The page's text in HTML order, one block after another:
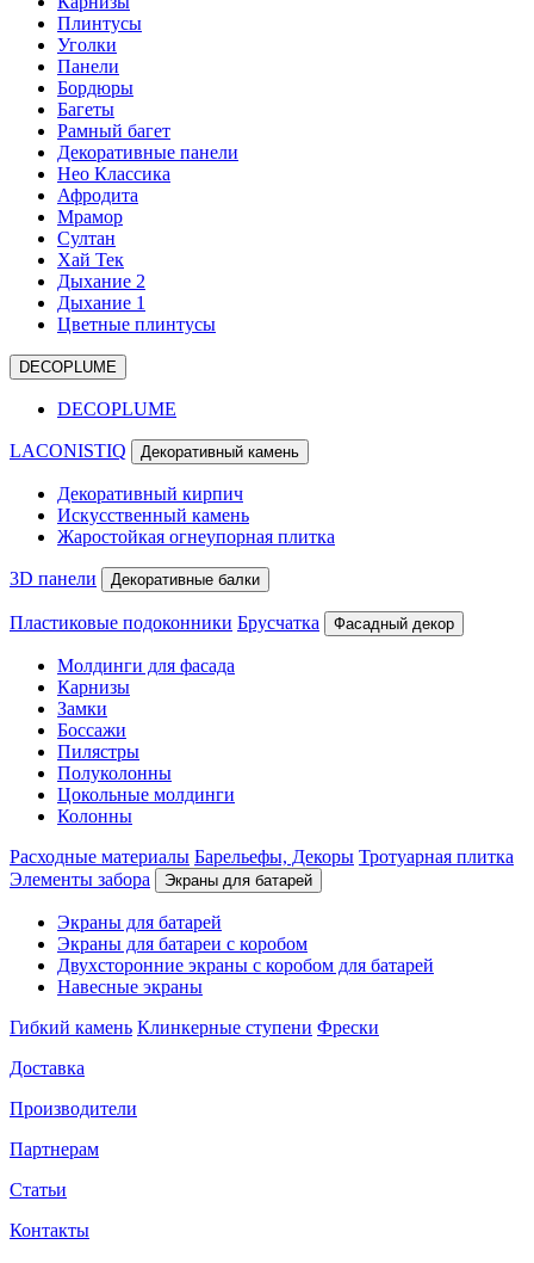
Плинтусы
Уголки
Панели
Бордюры
Багеты
Рамный багет
Декоративные панели
Нео Классика
Афродита
Мрамор
Султан
Хай Тек
Дыхание 2
Дыхание 1
Цветные плинтусы
DECOPLUME
DECOPLUME
LACONISTIQ Декоративный камень
Декоративный кирпич
Искусственный камень
Жаростойкая огнеупорная плитка
3D панели Декоративные балки
Пластиковые подоконники Брусчатка Фасадный декор
Молдинги для фасада
Карнизы
Замки
Боссажи
Пилястры
Полуколонны
Цокольные молдинги
Колонны
Расходные материалы Барельефы, Декоры Тротуарная плитка
Элементы забора
Экраны для батарей
Экраны для батарей
Экраны для батареи с коробом
Двухсторонние экраны с коробом для батарей
Навесные экраны
Гибкий камень Клинкерные ступени Фрески
Доставка
Производители
Партнерам
Статьи
Контакты